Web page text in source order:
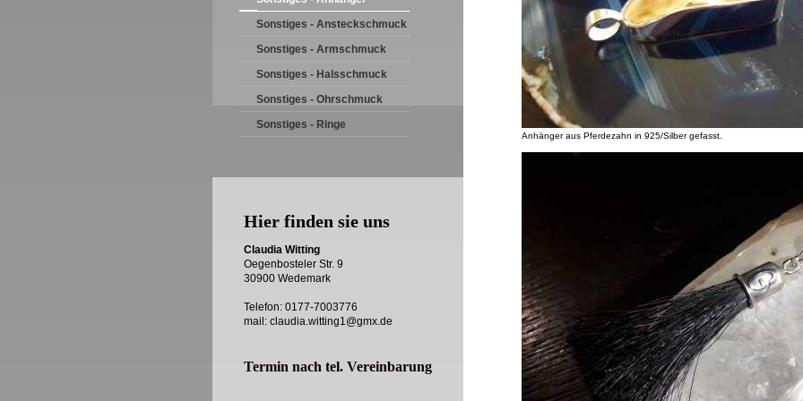
Sonstiges - Ansteckschmuck
Sonstiges - Armschmuck
Sonstiges - Halsschmuck
Sonstiges - Ohrschmuck
Sonstiges - Ringe
Hier finden sie uns
Claudia Witting
Oegenbosteler Str. 9
30900 Wedemark
Telefon: 0177-7003776
mail: claudia.witting1@gmx.de
Termin nach tel. Vereinbarung
Anhänger aus Pferdezahn in 925/Silber gefasst.